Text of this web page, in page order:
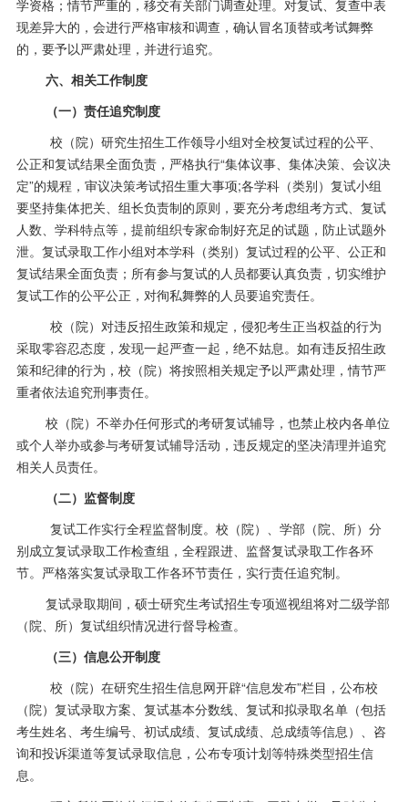
学资格；情节严重的，移交有关部门调查处理。 对复试、复查中表
现差异大的，会进行严格审核和调查，确认冒名顶替或考试舞弊
的，要予以严肃处理，并进行追究。
六、相关工作制度
（一）责任追究制度
校（院）研究生招生工作领导小组对全校复试过程的公平、
公正和复试结果全面负责，严格执行“集体议事、集体决策、会议决
定”的规程，审议决策考试招生重大事项;各学科（类别）复试小组
要坚持集体把关、组长负责制的原则，要充分考虑组考方式、复试
人数、学科特点等，提前组织专家命制好充足的试题，防止试题外
泄。复试录取工作小组对本学科（类别）复试过程的公平、公正和
复试结果全面负责；所有参与复试的人员都要认真负责，切实维护
复试工作的公平公正，对徇私舞弊的人员要追究责任。
校（院）对违反招生政策和规定，侵犯考生正当权益的行为
采取零容忍态度，发现一起严查一起，绝不姑息。如有违反招生政
策和纪律的行为，校（院）将按照相关规定予以严肃处理，情节严
重者依法追究刑事责任。
校（院）不举办任何形式的考研复试辅导，也禁止校内各单位
或个人举办或参与考研复试辅导活动，违反规定的坚决清理并追究
相关人员责任。
（二）监督制度
复试工作实行全程监督制度。校（院）、学部（院、所）分
别成立复试录取工作检查组，全程跟进、监督复试录取工作各环
节。严格落实复试录取工作各环节责任，实行责任追究制。
复试录取期间，硕士研究生考试招生专项巡视组将对二级学部
（院、所）复试组织情况进行督导检查。
（三）信息公开制度
校（院）在研究生招生信息网开辟“信息发布”栏目，公布校
（院）复试录取方案、复试基本分数线、复试和拟录取名单（包括
考生姓名、考生编号、初试成绩、复试成绩、总成绩等信息）、咨
询和投诉渠道等复试录取信息，公布专项计划等特殊类型招生信
息。